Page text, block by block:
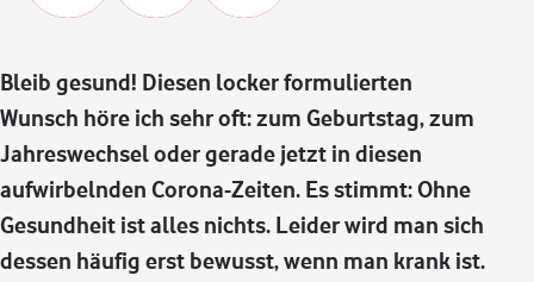
Bleib gesund! Diesen locker formulierten
Wunsch höre ich sehr oft: zum Geburtstag, zum
Jahreswechsel oder gerade jetzt in diesen
aufwirbelnden Corona-Zeiten. Es stimmt: Ohne
Gesundheit ist alles nichts. Leider wird man sich
dessen häufig erst bewusst, wenn man krank ist.